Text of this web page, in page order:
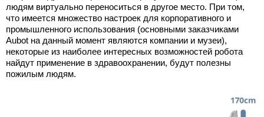
людям виртуально переноситься в другое место. При том,
что имеется множество настроек для корпоративного и
промышленного использования (основными заказчиками
Aubot на данный момент являются компании и музеи),
некоторые из наиболее интересных возможностей робота
найдут применение в здравоохранении, будут полезны
пожилым людям.